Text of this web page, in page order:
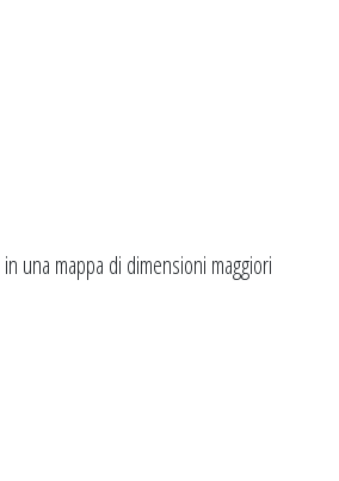
in una mappa di dimensioni maggiori